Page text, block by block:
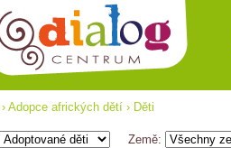
› Adopce afrických dětí › Děti
Země: